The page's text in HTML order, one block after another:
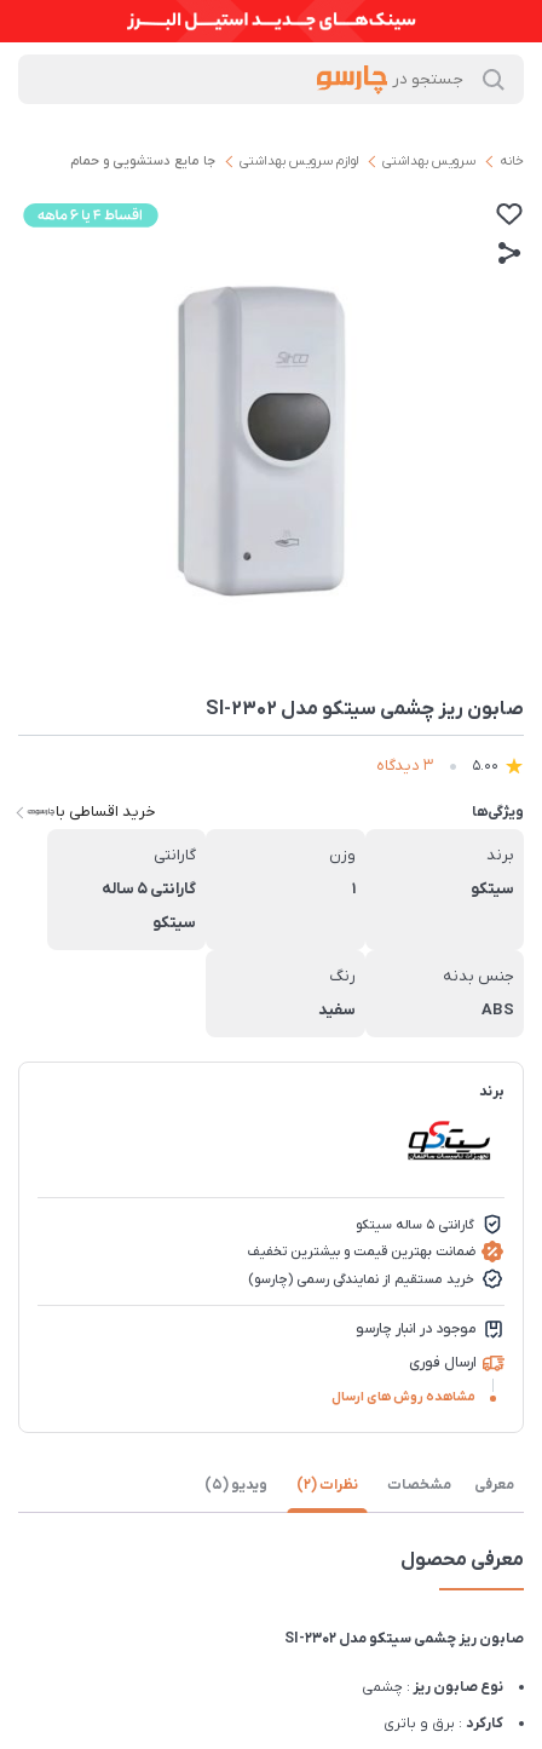
خانه سرویس بهداشتی لوازم سرویس بهداشتی جا مایع دستشویی و حمام
صابون ریز چشمی سیتکو مدل SI-2302
5.00 3 دیدگاه
ویژگی‌ها خرید اقساطی با
برند
سیتکو
وزن
1
گارانتی
گارانتی 5 ساله
سیتکو
جنس بدنه
ABS
رنگ
سفید
برند
گارانتی 5 ساله سیتکو
ضمانت بهترین قیمت و بیشترین تخفیف
خرید مستقیم از نمایندگی رسمی (چارسو)
موجود در انبار چارسو
ارسال فوری
مشاهده روش های ارسال
معرفی مشخصات نظرات (2) ویدیو (5)
معرفی محصول
صابون ریز چشمی سیتکو مدل SI-2302
نوع صابون ریز : چشمی
کارکرد : برق و باتری